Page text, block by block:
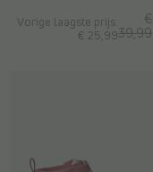
Vorige laagste prijs:
€ 25,99
€
39,99